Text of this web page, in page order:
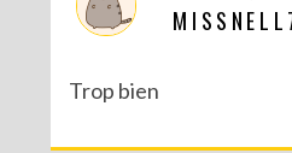
Trop bien